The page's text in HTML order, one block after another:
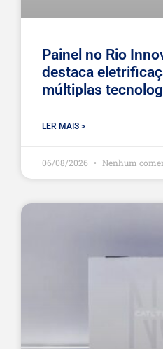
Painel no Rio
destaca
múltiplas
LER MAIS >
06/08/2026 Nenhum